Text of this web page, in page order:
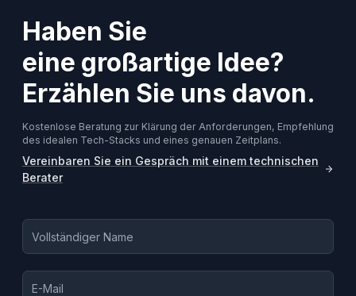
Haben Sie
eine großartige Idee?
Erzählen Sie uns davon.
Kostenlose Beratung zur Klärung der Anforderungen, Empfehlung
des idealen Tech-Stacks und eines genauen Zeitplans.
Vereinbaren Sie ein Gespräch mit einem technischen
Berater